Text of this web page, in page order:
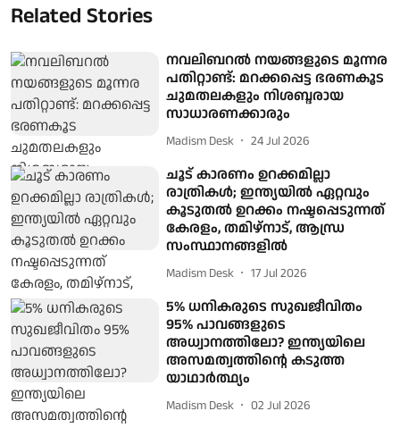
Related Stories
നവലിബറൽ നയങ്ങളുടെ മൂന്നര
പതിറ്റാണ്ട്: മറക്കപ്പെട്ട ഭരണകൂട
ചുമതലകളും നിശബ്ദരായ
സാധാരണക്കാരും
Madism Desk 24 Jul 2026
ചൂട് കാരണം ഉറക്കമില്ലാ
രാത്രികള്‍; ഇന്ത്യയില്‍ ഏറ്റവും
കൂടുതല്‍ ഉറക്കം നഷ്ടപ്പെടുന്നത്
കേരളം, തമിഴ്നാട്, ആന്ധ്ര
സംസ്ഥാനങ്ങളില്‍
Madism Desk 17 Jul 2026
5% ധനികരുടെ സുഖജീവിതം
95% പാവങ്ങളുടെ
അധ്വാനത്തിലോ? ഇന്ത്യയിലെ
അസമത്വത്തിന്റെ കടുത്ത
യാഥാര്‍ത്ഥ്യം
Madism Desk 02 Jul 2026